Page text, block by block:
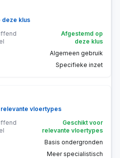
deze klus
Afgestemd op
deze klus
Algemeen gebruik
Specifieke inzet
vloertypes
Geschikt voor
relevante vloertypes
Basis ondergronden
Meer specialistisch